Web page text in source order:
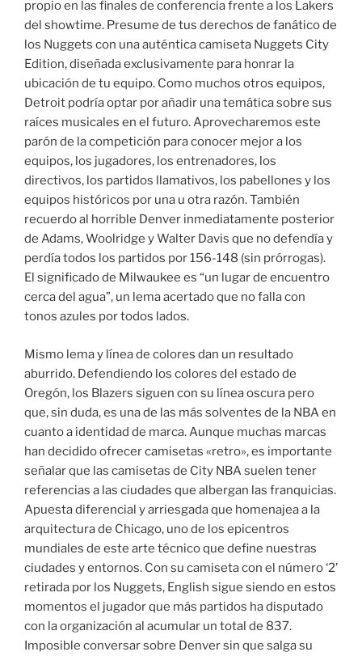
propio en las finales de conferencia frente a los Lakers
del showtime. Presume de tus derechos de fanático de
los Nuggets con una auténtica camiseta Nuggets City
Edition, diseñada exclusivamente para honrar la
ubicación de tu equipo. Como muchos otros equipos,
Detroit podría optar por añadir una temática sobre sus
raíces musicales en el futuro. Aprovecharemos este
parón de la competición para conocer mejor a los
equipos, los jugadores, los entrenadores, los
directivos, los partidos llamativos, los pabellones y los
equipos históricos por una u otra razón. También
recuerdo al horrible Denver inmediatamente posterior
de Adams, Woolridge y Walter Davis que no defendía y
perdía todos los partidos por 156-148 (sin prórrogas).
El significado de Milwaukee es “un lugar de encuentro
cerca del agua”, un lema acertado que no falla con
tonos azules por todos lados.
Mismo lema y línea de colores dan un resultado
aburrido. Defendiendo los colores del estado de
Oregón, los Blazers siguen con su línea oscura pero
que, sin duda, es una de las más solventes de la NBA en
cuanto a identidad de marca. Aunque muchas marcas
han decidido ofrecer camisetas «retro», es importante
señalar que las camisetas de City NBA suelen tener
referencias a las ciudades que albergan las franquicias.
Apuesta diferencial y arriesgada que homenajea a la
arquitectura de Chicago, uno de los epicentros
mundiales de este arte técnico que define nuestras
ciudades y entornos. Con su camiseta con el número ‘2’
retirada por los Nuggets, English sigue siendo en estos
momentos el jugador que más partidos ha disputado
con la organización al acumular un total de 837.
Imposible conversar sobre Denver sin que salga su